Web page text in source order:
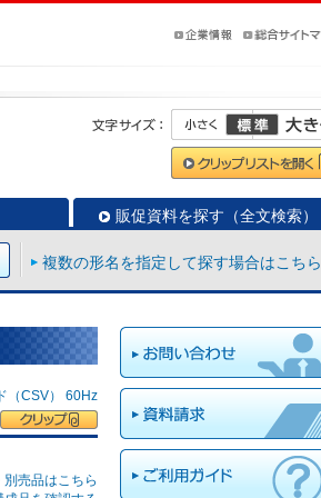
販促資料を探す（全文検索）
複数の形名を指定して探す場合はこちら
（CSV） 60Hz
別売品はこちら